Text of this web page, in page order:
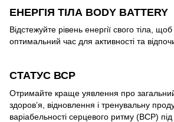
ЕНЕРГІЯ ТІЛА BODY BATTERY
Відстежуйте рівень енергії свого тіла,
оптимальний час для активності та
СТАТУС ВСР
Отримайте краще уявлення про
здоров’я, відновлення і тренувальну
варіабельності серцевого ритму (ВСР) під